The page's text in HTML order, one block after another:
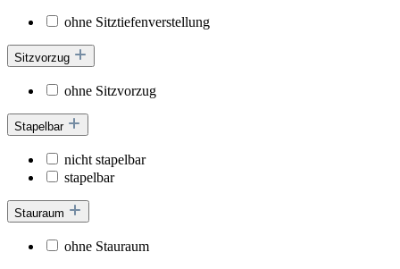
ohne Sitztiefenverstellung
Sitzvorzug
ohne Sitzvorzug
Stapelbar
nicht stapelbar
stapelbar
Stauraum
ohne Stauraum